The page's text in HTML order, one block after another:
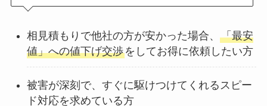
相見積もりで他社の方が安かった場合、 「最安
値」への値下げ交渉をしてお得に依頼したい方
被害が深刻で、すぐに駆けつけてくれるスピー
ド対応を求めている方